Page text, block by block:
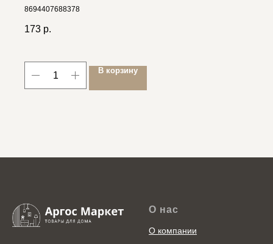
8694407688378
173 р.
В корзину
О нас
О компании